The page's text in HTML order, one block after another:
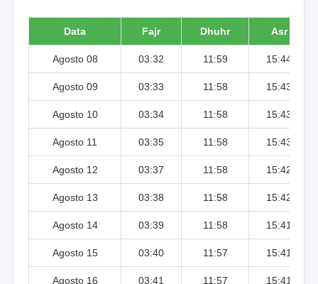
Data Fajr Dhuhr Asr
Agosto 08 03:32 11:59 15:44
Agosto 09 03:33 11:58 15:43
Agosto 10 03:34 11:58 15:43
Agosto 11 03:35 11:58 15:43
Agosto 12 03:37 11:58 15:42
Agosto 13 03:38 11:58 15:42
Agosto 14 03:39 11:58 15:41
Agosto 15 03:40 11:57 15:41
Agosto 16 03:41 11:57 15:41